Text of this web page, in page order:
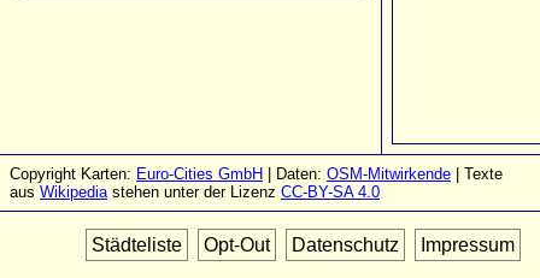
Copyright Karten: Euro-Cities GmbH | Daten: OSM-Mitwirkende | Texte
aus Wikipediastehen unter der Lizenz CC-BY-SA 4.0
Städteliste Opt-Out Datenschutz Impressum